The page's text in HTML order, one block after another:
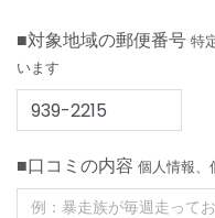
■対象地域の郵便番号 特
います
■口コミの内容 個人情報、